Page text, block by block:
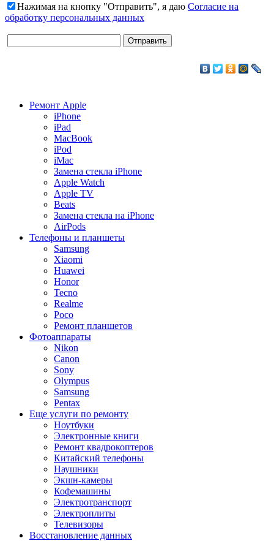
Нажимая на кнопку "Отправить", я даю Согласие на
обработку персональных данных
Ремонт Apple
iPhone
iPad
MacBook
iPod
iMac
Замена стекла iPhone
Apple Watch
Apple TV
Beats
Замена стекла на iPhone
AirPods
Телефоны и планшеты
Samsung
Xiaomi
Huawei
Honor
Tecno
Realme
Poco
Ремонт планшетов
Фотоаппараты
Nikon
Canon
Sony
Olympus
Samsung
Pentax
Еще услуги по ремонту
Ноутбуки
Электронные книги
Ремонт квадрокоптеров
Китайский телефоны
Наушники
Экшн-камеры
Кофемашины
Электротранспорт
Электроплиты
Телевизоры
Восстановление данных